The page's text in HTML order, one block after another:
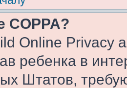
COPPA?
Online Privacy
ребенка в
Штатов,